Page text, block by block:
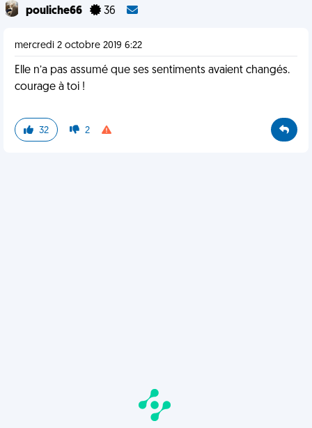
pouliche66 36
mercredi 2 octobre 2019 6:22
Elle n’a pas assumé que ses sentiments avaient changés.
courage à toi !
32 2